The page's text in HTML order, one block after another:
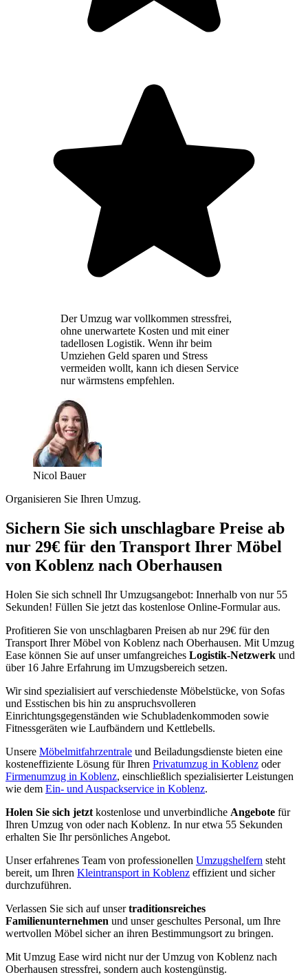
Der Umzug war vollkommen stressfrei,
ohne unerwartete Kosten und mit einer
tadellosen Logistik. Wenn ihr beim
Umziehen Geld sparen und Stress
vermeiden wollt, kann ich diesen Service
nur wärmstens empfehlen.
Nicol Bauer
Organisieren Sie Ihren Umzug.
Sichern Sie sich unschlagbare Preise ab
nur 29€ für den Transport Ihrer Möbel
von Koblenz nach Oberhausen
Holen Sie sich schnell Ihr Umzugsangebot: Innerhalb von nur 55
Sekunden! Füllen Sie jetzt das kostenlose Online-Formular aus.
Profitieren Sie von unschlagbaren Preisen ab nur 29€ für den
Transport Ihrer Möbel von Koblenz nach Oberhausen. Mit Umzug
Ease können Sie auf unser umfangreiches Logistik-Netzwerk und
über 16 Jahre Erfahrung im Umzugsbereich setzen.
Wir sind spezialisiert auf verschiedenste Möbelstücke, von Sofas
und Esstischen bis hin zu anspruchsvolleren
Einrichtungsgegenständen wie Schubladenkommoden sowie
Fitnessgeräten wie Laufbändern und Kettlebells.
Unsere Möbelmitfahrzentrale und Beiladungsdienste bieten eine
kosteneffiziente Lösung für Ihren Privatumzug in Koblenz oder
Firmenumzug in Koblenz, einschließlich spezialisierter Leistungen
wie dem Ein- und Auspackservice in Koblenz.
Holen Sie sich jetzt kostenlose und unverbindliche Angebote für
Ihren Umzug von oder nach Koblenz. In nur etwa 55 Sekunden
erhalten Sie Ihr persönliches Angebot.
Unser erfahrenes Team von professionellen Umzugshelfern steht
bereit, um Ihren Kleintransport in Koblenz effizient und sicher
durchzuführen.
Verlassen Sie sich auf unsertraditionsreiches
Familienunternehmen und unser geschultes Personal, um Ihre
wertvollen Möbel sicher an ihren Bestimmungsort zu bringen.
Mit Umzug Ease wird nicht nur der Umzug von Koblenz nach
Oberhausen stressfrei, sondern auch kostengünstig.